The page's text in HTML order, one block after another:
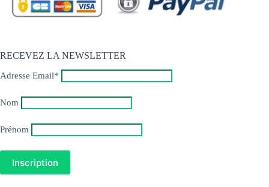
RECEVEZ LA NEWSLETTER
Adresse Email*
Nom
Prénom